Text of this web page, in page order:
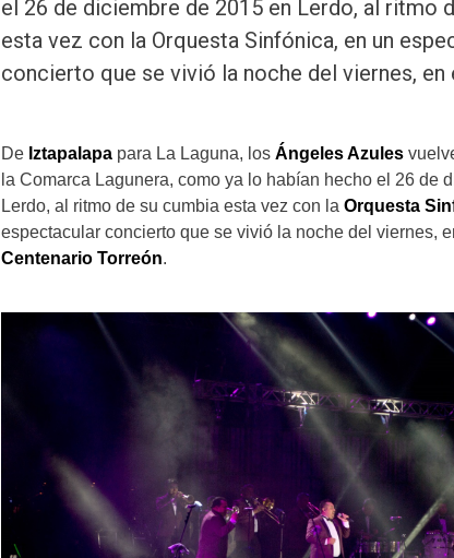
el 26 de diciembre de 2015 en Lerdo, al ritmo
esta vez con la Orquesta Sinfónica, en un
concierto que se vivió la noche del viernes, en
De Iztapalapa para La Laguna, los Ángeles Azules
la Comarca Lagunera, como ya lo habían hecho el 26 de
Lerdo, al ritmo de su cumbia esta vez con la Orquesta
espectacular concierto que se vivió la noche del viernes,
Centenario Torreón.